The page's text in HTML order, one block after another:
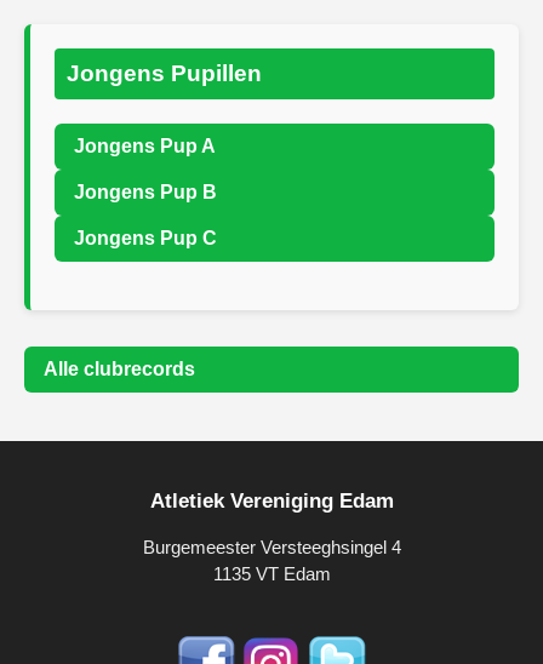
Jongens Pupillen
Jongens Pup A
Jongens Pup B
Jongens Pup C
Alle clubrecords
Atletiek Vereniging Edam
Burgemeester Versteeghsingel 4
1135 VT Edam